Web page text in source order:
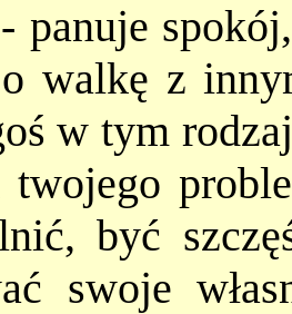
panuje
walkę z
w tym
twojego
być
swoje